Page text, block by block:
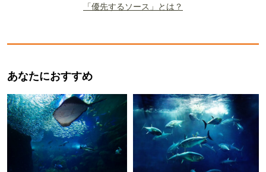
「優先するソース」とは？
あなたにおすすめ